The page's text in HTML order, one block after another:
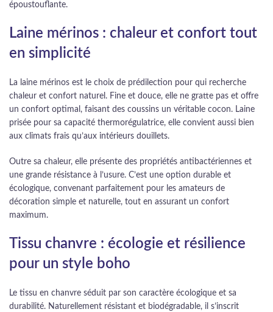
époustouflante.
Laine mérinos : chaleur et confort tout
en simplicité
La laine mérinos est le choix de prédilection pour qui recherche
chaleur et confort naturel. Fine et douce, elle ne gratte pas et offre
un confort optimal, faisant des coussins un véritable cocon. Laine
prisée pour sa capacité thermorégulatrice, elle convient aussi bien
aux climats frais qu’aux intérieurs douillets.
Outre sa chaleur, elle présente des propriétés antibactériennes et
une grande résistance à l’usure. C’est une option durable et
écologique, convenant parfaitement pour les amateurs de
décoration simple et naturelle, tout en assurant un confort
maximum.
Tissu chanvre : écologie et résilience
pour un style boho
Le tissu en chanvre séduit par son caractère écologique et sa
durabilité. Naturellement résistant et biodégradable, il s’inscrit